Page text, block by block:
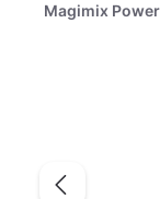
Magimix